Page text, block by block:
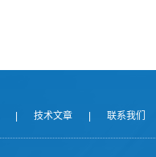
技术文章 联系我们